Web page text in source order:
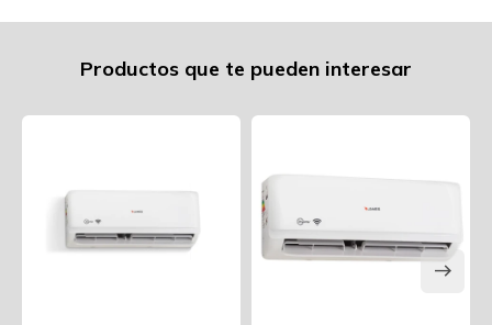
Productos que te pueden interesar